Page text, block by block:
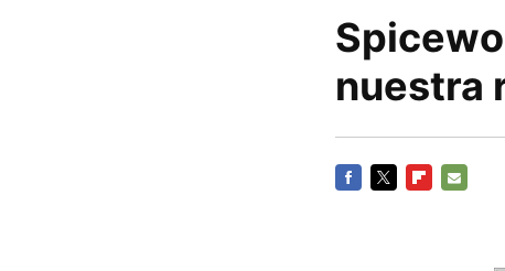
nuestra